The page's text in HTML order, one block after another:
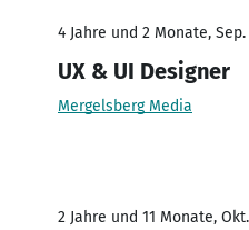
4 Jahre und 2 Monate, Sep.
UX & UI Designer
Mergelsberg Media
2 Jahre und 11 Monate,